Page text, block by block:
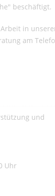
beschäftigt.
in
am
und
Uhr